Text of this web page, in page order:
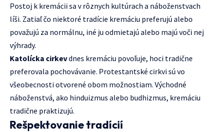
Postoj k kremácii sa v rôznych kultúrach a náboženstvach
líši. Zatiaľ čo niektoré tradície kremáciu preferujú alebo
považujú za normálnu, iné ju odmietajú alebo majú voči nej
výhrady.
Katolícka cirkevdnes kremáciu povoľuje, hoci tradične
preferovala pochovávanie. Protestantské cirkvi sú vo
všeobecnosti otvorené obom možnostiam. Východné
náboženstvá, ako hinduizmus alebo budhizmus, kremáciu
tradične praktizujú.
Rešpektovanie tradícií